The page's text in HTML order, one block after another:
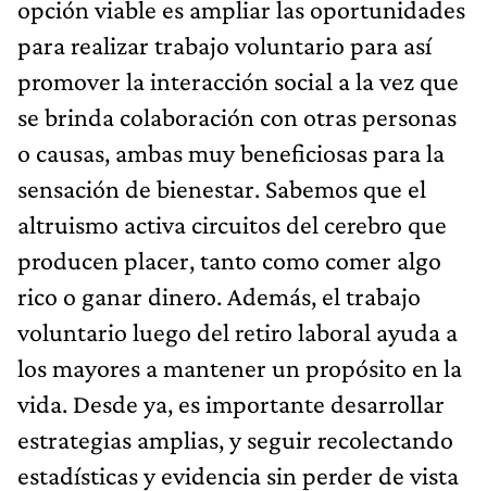
opción viable es ampliar las oportunidades
para realizar trabajo voluntario para así
promover la interacción social a la vez que
se brinda colaboración con otras personas
o causas, ambas muy beneficiosas para la
sensación de bienestar. Sabemos que el
altruismo activa circuitos del cerebro que
producen placer, tanto como comer algo
rico o ganar dinero. Además, el trabajo
voluntario luego del retiro laboral ayuda a
los mayores a mantener un propósito en la
vida. Desde ya, es importante desarrollar
estrategias amplias, y seguir recolectando
estadísticas y evidencia sin perder de vista